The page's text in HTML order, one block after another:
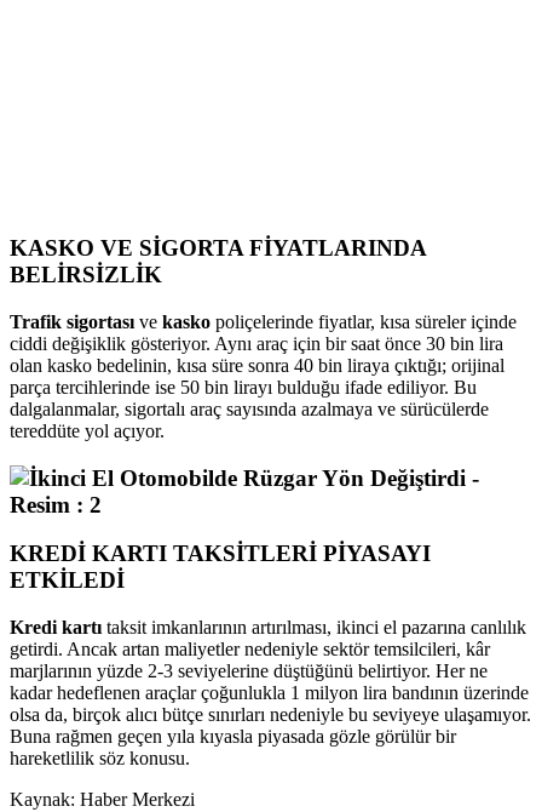
KASKO VE SİGORTA FİYATLARINDA
BELİRSİZLİK
Trafik sigortası ve kasko poliçelerinde fiyatlar, kısa süreler içinde
ciddi değişiklik gösteriyor. Aynı araç için bir saat önce 30 bin lira
olan kasko bedelinin, kısa süre sonra 40 bin liraya çıktığı; orijinal
parça tercihlerinde ise 50 bin lirayı bulduğu ifade ediliyor. Bu
dalgalanmalar, sigortalı araç sayısında azalmaya ve sürücülerde
tereddüte yol açıyor.
KREDİ KARTI TAKSİTLERİ PİYASAYI
ETKİLEDİ
Kredi kartı taksit imkanlarının artırılması, ikinci el pazarına canlılık
getirdi. Ancak artan maliyetler nedeniyle sektör temsilcileri, kâr
marjlarının yüzde 2-3 seviyelerine düştüğünü belirtiyor. Her ne
kadar hedeflenen araçlar çoğunlukla 1 milyon lira bandının üzerinde
olsa da, birçok alıcı bütçe sınırları nedeniyle bu seviyeye ulaşamıyor.
Buna rağmen geçen yıla kıyasla piyasada gözle görülür bir
hareketlilik söz konusu.
Kaynak: Haber Merkezi